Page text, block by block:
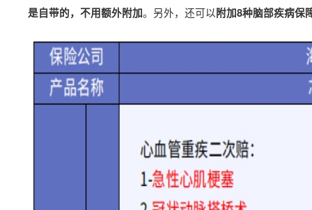
是自带的，不用额外附加。另外，还可以附加8种脑部疾病保